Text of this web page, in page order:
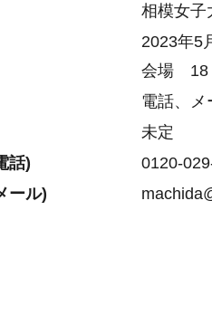
相模女
2023年5
会場
電話、メ
未定
話) 0120-
ール)